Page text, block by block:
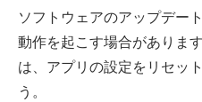
ソフトウェアのアップデー
動作を起こす場合がありま
は、アプリの設定をリセッ
う。